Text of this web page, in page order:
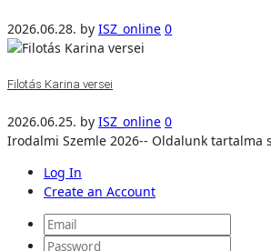
2026.06.28. by ISZ_online 0
Filotás Karina versei
2026.06.25. by ISZ_online 0
Irodalmi Szemle 2026-- Oldalunk tartalma
Log In
Create an Account